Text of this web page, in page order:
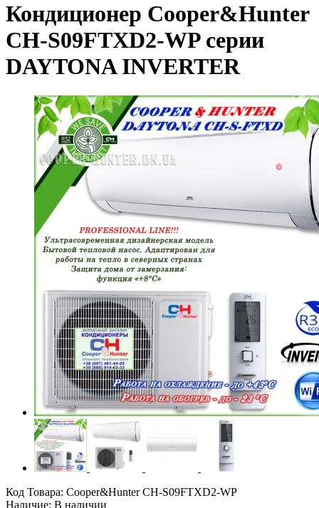
Кондиционер Cooper&Hunter
CH-S09FTXD2-WP серии
DAYTONA INVERTER
Код Товара: Cooper&Hunter CH-S09FTXD2-WP
Наличие: В наличии